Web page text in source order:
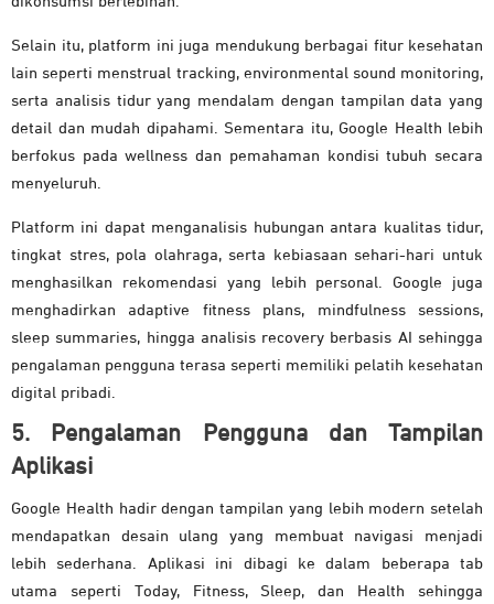
Selain itu, platform ini juga mendukung berbagai fitur kesehatan
lain seperti menstrual tracking, environmental sound monitoring,
serta analisis tidur yang mendalam dengan tampilan data yang
detail dan mudah dipahami. Sementara itu, Google Health lebih
berfokus pada wellness dan pemahaman kondisi tubuh secara
menyeluruh.
Platform ini dapat menganalisis hubungan antara kualitas tidur,
tingkat stres, pola olahraga, serta kebiasaan sehari-hari untuk
menghasilkan rekomendasi yang lebih personal. Google juga
menghadirkan adaptive fitness plans, mindfulness sessions,
sleep summaries, hingga analisis recovery berbasis AI sehingga
pengalaman pengguna terasa seperti memiliki pelatih kesehatan
digital pribadi.
5. Pengalaman Pengguna dan Tampilan
Aplikasi
Google Health hadir dengan tampilan yang lebih modern setelah
mendapatkan desain ulang yang membuat navigasi menjadi
lebih sederhana. Aplikasi ini dibagi ke dalam beberapa tab
utama seperti Today, Fitness, Sleep, dan Health sehingga